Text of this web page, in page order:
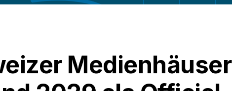
Medienhäuser